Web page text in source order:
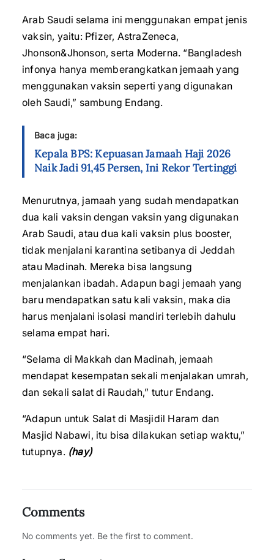
Arab Saudi selama ini menggunakan empat jenis
vaksin, yaitu: Pfizer, AstraZeneca,
Jhonson&Jhonson, serta Moderna. “Bangladesh
infonya hanya memberangkatkan jemaah yang
menggunakan vaksin seperti yang digunakan
oleh Saudi,” sambung Endang.
Baca juga:
Kepala BPS: Kepuasan Jamaah Haji 2026
Naik Jadi 91,45 Persen, Ini Rekor Tertinggi
Menurutnya, jamaah yang sudah mendapatkan
dua kali vaksin dengan vaksin yang digunakan
Arab Saudi, atau dua kali vaksin plus booster,
tidak menjalani karantina setibanya di Jeddah
atau Madinah. Mereka bisa langsung
menjalankan ibadah. Adapun bagi jemaah yang
baru mendapatkan satu kali vaksin, maka dia
harus menjalani isolasi mandiri terlebih dahulu
selama empat hari.
“Selama di Makkah dan Madinah, jemaah
mendapat kesempatan sekali menjalakan umrah,
dan sekali salat di Raudah,” tutur Endang.
“Adapun untuk Salat di Masjidil Haram dan
Masjid Nabawi, itu bisa dilakukan setiap waktu,”
tutupnya. (hay)
Comments
No comments yet. Be the first to comment.